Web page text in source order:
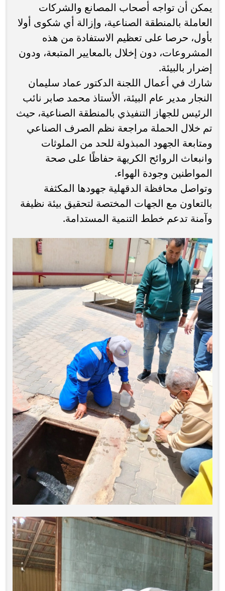
يمكن أن تواجه أصحاب المصانع والشركات
العاملة بالمنطقة الصناعية، وإزالة أي شكوى أولا
بأول، حرصا على تعظيم الاستفادة من هذه
المشروعات، دون إخلال بالمعايير المتبعة، ودون
إضرار بالبيئة.
شارك في أعمال اللجنة الدكتور عماد سليمان
النجار مدير عام البيئة، الأستاذ محمد صابر نائب
الرئيس للجهاز التنفيذي بالمنطقة الصناعية، حيث
تم خلال الحملة مراجعة نظم الصرف الصناعي
ومتابعة الجهود المبذولة للحد من الملوثات
وانبعاث الروائح الكريهة حفاظًا على صحة
المواطنين وجودة الهواء.
وتواصل محافظة الدقهلية جهودها المكثفة
بالتعاون مع الجهات المختصة لتحقيق بيئة نظيفة
وآمنة تدعم خطط التنمية المستدامة.